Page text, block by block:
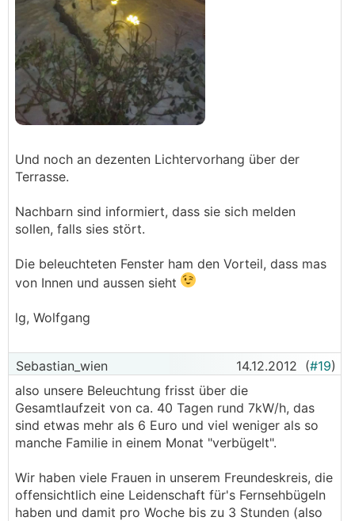
Und noch an dezenten Lichtervorhang über der
Terrasse.
Nachbarn sind informiert, dass sie sich melden
sollen, falls sies stört.
Die beleuchteten Fenster ham den Vorteil, dass mas
von Innen und aussen sieht
lg, Wolfgang
Sebastian_wien 14.12.2012 (#19)
also unsere Beleuchtung frisst über die
Gesamtlaufzeit von ca. 40 Tagen rund 7kW/h, das
sind etwas mehr als 6 Euro und viel weniger als so
manche Familie in einem Monat "verbügelt".
Wir haben viele Frauen in unserem Freundeskreis, die
offensichtlich eine Leidenschaft für's Fernsehbügeln
haben und damit pro Woche bis zu 3 Stunden (also